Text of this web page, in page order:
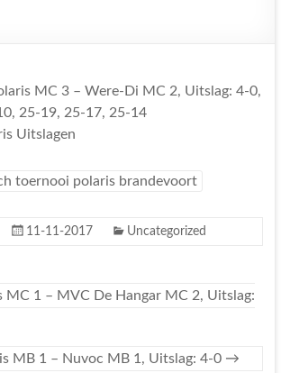
MC 3 – Were-Di MC 2, Uitslag: 4-0,
25-19, 25-17, 25-14
Uitslagen
toernooi polaris brandevoort
11-11-2017 Uncategorized
MC 1 – MVC De Hangar MC 2, Uitslag:
MB 1 – Nuvoc MB 1, Uitslag: 4-0 →